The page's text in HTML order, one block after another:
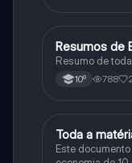
Economia
Resumos de
Resumo de
10º 788
Economia
Toda a
Este